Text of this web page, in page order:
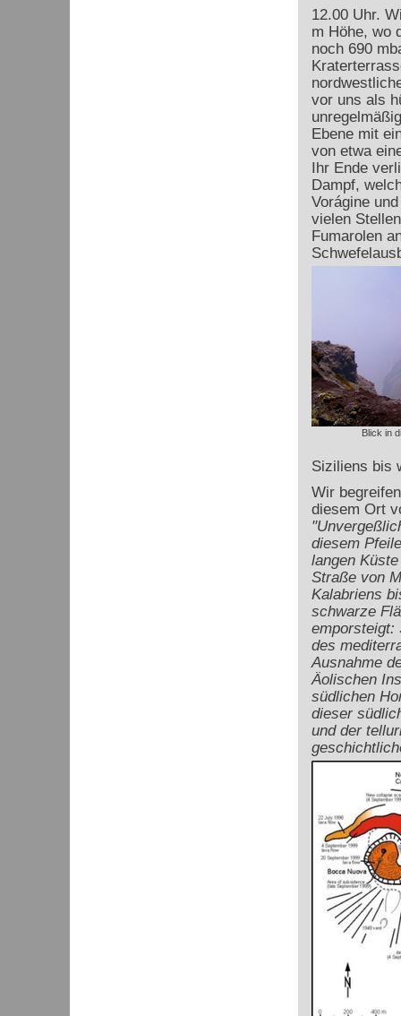
12.00 Uhr.
m Höhe, wo
noch 690
vor uns als
Ebene mit
von etwa
Ihr Ende
Dampf,
Vorágine
vielen
Fumarolen
Blick in
Siziliens bis
Wir
diesem Ort
diesem
langen
Straße von
Kalabriens
schwarze
emporsteigt:
des
Ausnahme
Äolischen
südlichen
dieser
und der